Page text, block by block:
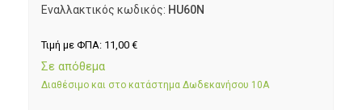
Εναλλακτικός κωδικός: HU60N
Τιμή με ΦΠΑ: 11,00 €
Σε απόθεμα
Διαθέσιμο και στο κατάστημα Δωδεκανήσου 10Α